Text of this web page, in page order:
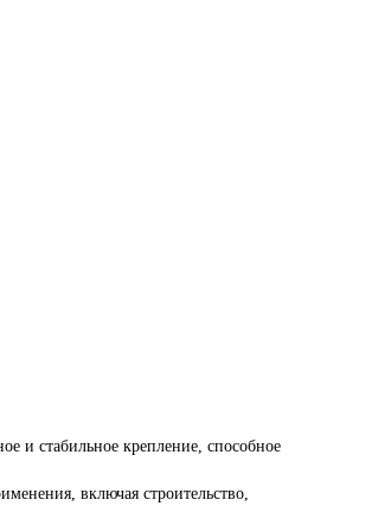
и стабильное крепление, способное
включая строительство,